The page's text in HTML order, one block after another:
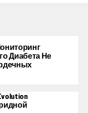
Диабета Не